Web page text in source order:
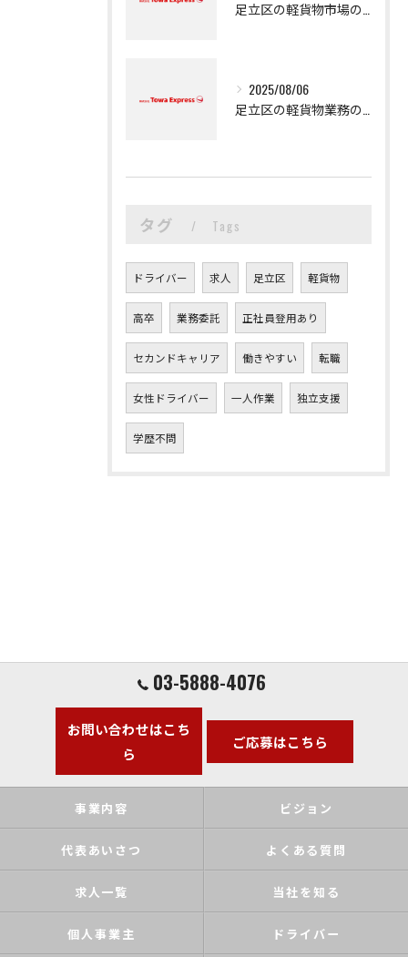
2025/08/06
タグ Tags
ドライバー 求人 足立区 軽貨物
高卒 業務委託 正社員登用あり
セカンドキャリア 働きやすい 転職
女性ドライバー 一人作業 独立支援
学歴不問
03-5888-4076
お問い合わせはこち
ら
ご応募はこちら
事業内容 ビジョン
代表あいさつ よくある質問
求人一覧 当社を知る
個人事業主 ドライバー